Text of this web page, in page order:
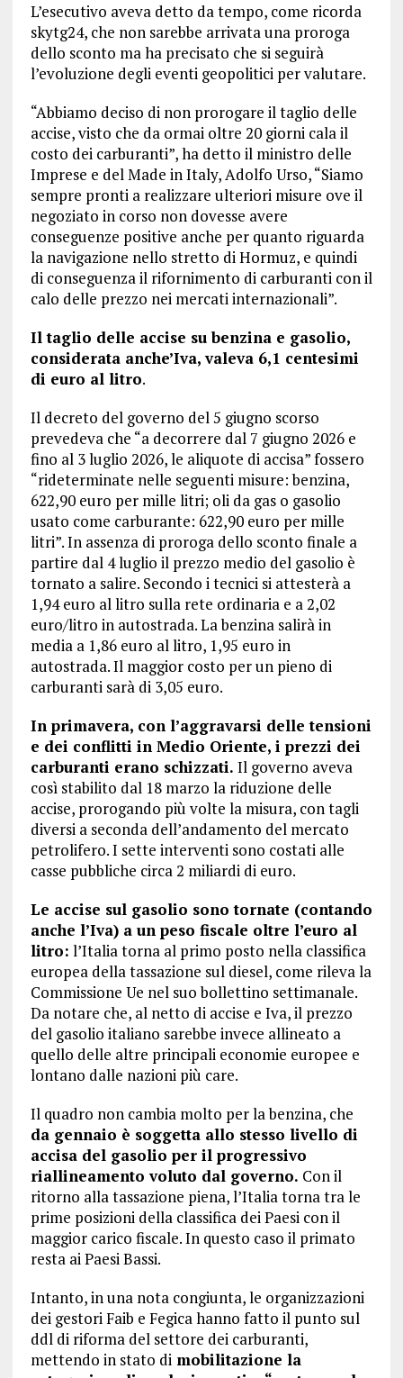
L’esecutivo aveva detto da tempo, come ricorda
skytg24, che non sarebbe arrivata una proroga
dello sconto ma ha precisato che si seguirà
l’evoluzione degli eventi geopolitici per valutare.
“Abbiamo deciso di non prorogare il taglio delle
accise, visto che da ormai oltre 20 giorni cala il
costo dei carburanti”, ha detto il ministro delle
Imprese e del Made in Italy, Adolfo Urso, “Siamo
sempre pronti a realizzare ulteriori misure ove il
negoziato in corso non dovesse avere
conseguenze positive anche per quanto riguarda
la navigazione nello stretto di Hormuz, e quindi
di conseguenza il rifornimento di carburanti con il
calo delle prezzo nei mercati internazionali”.
Il taglio delle accise su benzina e gasolio,
considerata anche’Iva, valeva 6,1 centesimi
di euro al litro.
Il decreto del governo del 5 giugno scorso
prevedeva che “a decorrere dal 7 giugno 2026 e
fino al 3 luglio 2026, le aliquote di accisa” fossero
“rideterminate nelle seguenti misure: benzina,
622,90 euro per mille litri; oli da gas o gasolio
usato come carburante: 622,90 euro per mille
litri”. In assenza di proroga dello sconto finale a
partire dal 4 luglio il prezzo medio del gasolio è
tornato a salire. Secondo i tecnici si attesterà a
1,94 euro al litro sulla rete ordinaria e a 2,02
euro/litro in autostrada. La benzina salirà in
media a 1,86 euro al litro, 1,95 euro in
autostrada. Il maggior costo per un pieno di
carburanti sarà di 3,05 euro.
In primavera, con l’aggravarsi delle tensioni
e dei conflitti in Medio Oriente, i prezzi dei
carburanti erano schizzati. Il governo aveva
così stabilito dal 18 marzo la riduzione delle
accise, prorogando più volte la misura, con tagli
diversi a seconda dell’andamento del mercato
petrolifero. I sette interventi sono costati alle
casse pubbliche circa 2 miliardi di euro.
Le accise sul gasolio sono tornate (contando
anche l’Iva) a un peso fiscale oltre l’euro al
litro: l’Italia torna al primo posto nella classifica
europea della tassazione sul diesel, come rileva la
Commissione Ue nel suo bollettino settimanale.
Da notare che, al netto di accise e Iva, il prezzo
del gasolio italiano sarebbe invece allineato a
quello delle altre principali economie europee e
lontano dalle nazioni più care.
Il quadro non cambia molto per la benzina, che
da gennaio è soggetta allo stesso livello di
accisa del gasolio per il progressivo
riallineamento voluto dal governo. Con il
ritorno alla tassazione piena, l’Italia torna tra le
prime posizioni della classifica dei Paesi con il
maggior carico fiscale. In questo caso il primato
resta ai Paesi Bassi.
Intanto, in una nota congiunta, le organizzazioni
dei gestori Faib e Fegica hanno fatto il punto sul
ddl di riforma del settore dei carburanti,
mettendo in stato dimobilitazione la